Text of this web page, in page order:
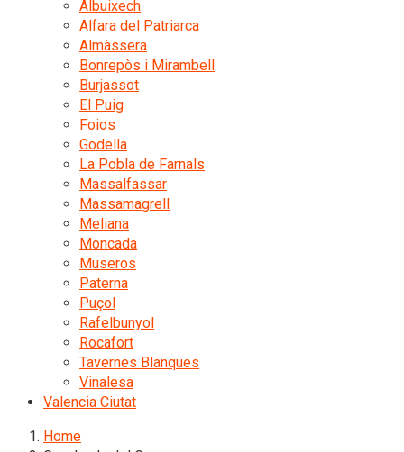
Albuixech
Alfara del Patriarca
Almàssera
Bonrepòs i Mirambell
Burjassot
El Puig
Foios
Godella
La Pobla de Farnals
Massalfassar
Massamagrell
Meliana
Moncada
Museros
Paterna
Puçol
Rafelbunyol
Rocafort
Tavernes Blanques
Vinalesa
Valencia Ciutat
Home